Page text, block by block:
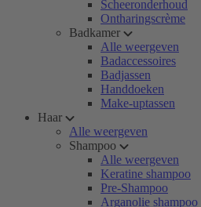
Scheeronderhoud
Ontharingscrème
Badkamer
Alle weergeven
Badaccessoires
Badjassen
Handdoeken
Make-uptassen
Haar
Alle weergeven
Shampoo
Alle weergeven
Keratine shampoo
Pre-Shampoo
Arganolie shampoo